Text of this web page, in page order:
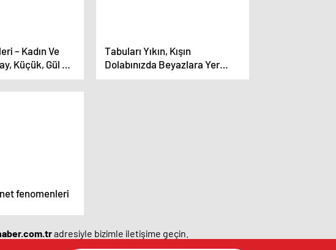
– Kadın Ve
Küçük, Gül Ve
Tabuları Yıkın, Kışın
Dolabınızda Beyazlara Yer
Açın!
fenomenleri
adresiyle bizimle iletişime geçin.